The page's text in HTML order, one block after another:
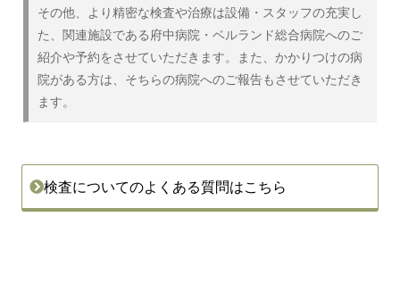
その他、より精密な検査や治療は設備・スタッフの充実し
た、関連施設である府中病院・ベルランド総合病院へのご
紹介や予約をさせていただきます。また、かかりつけの病
院がある方は、そちらの病院へのご報告もさせていただき
ます。
検査についてのよくある質問はこちら